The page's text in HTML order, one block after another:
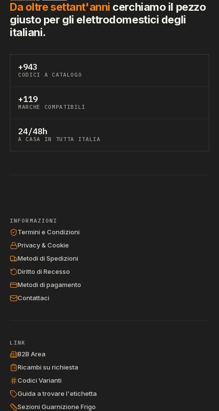
Da oltre settant'anni cerchiamo il pezzo
giusto per gli elettrodomestici degli
italiani.
+943
CODICI A CATALOGO
+119
MARCHE COMPATIBILI
24/48h
A CASA IN TUTTA ITALIA
INFORMAZIONI
Termini e Condizioni
Privacy & Cookie
Metodi di Spedizioni
Diritto di Recesso
Metodi di pagamento
Contattaci
LINK
B2B Area
Ricambi su richiesta
Codici Varianti
Guida a trovare l'etichetta
Sezioni Guarnizione Frigo